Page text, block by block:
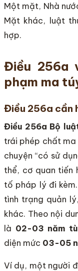
Một mặt, Nhà
Mặt khác, luật
hợp.
Điều 256a
phạm ma
Điều 256a cần
Điều 256a Bộ
trái phép chất ma
chuyện “có sử
thể, cơ quan tiến
tố pháp lý đi
tình trạng quản
khác. Theo nội
là 02-03 năm tù
diện mức 03-05
Ví dụ, một người